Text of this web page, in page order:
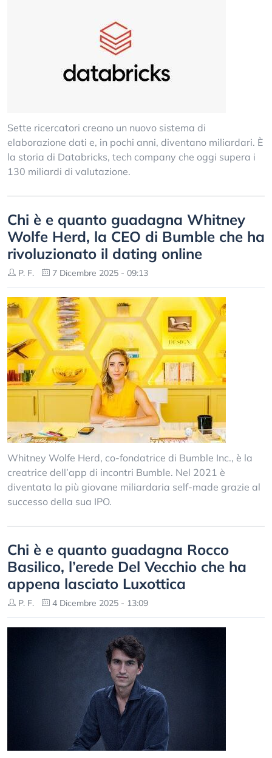
Sette ricercatori creano un nuovo sistema di
elaborazione dati e, in pochi anni, diventano miliardari. È
la storia di Databricks, tech company che oggi supera i
130 miliardi di valutazione.
Chi è e quanto guadagna Whitney
Wolfe Herd, la CEO di Bumble che ha
rivoluzionato il dating online
P. F. 7 Dicembre 2025 - 09:13
Whitney Wolfe Herd, co-fondatrice di Bumble Inc., è la
creatrice dell’app di incontri Bumble. Nel 2021 è
diventata la più giovane miliardaria self-made grazie al
successo della sua IPO.
Chi è e quanto guadagna Rocco
Basilico, l’erede Del Vecchio che ha
appena lasciato Luxottica
P. F. 4 Dicembre 2025 - 13:09